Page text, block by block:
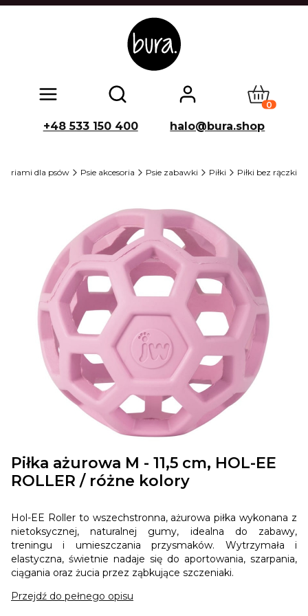
Otwórz wyszukiwarkę Produkty
+48 533 150 400 halo@bura.shop
dla psów Psie akcesoria Psie zabawki Piłki Piłki bez rączki
Piłka ażurowa M - 11,5 cm, HOL-EE
ROLLER / różne kolory
Hol-EE Roller to wszechstronna, ażurowa piłka wykonana z
nietoksycznej, naturalnej gumy, idealna do zabawy,
treningu i umieszczania przysmaków. Wytrzymała i
elastyczna, świetnie nadaje się do aportowania, szarpania,
ciągania oraz żucia przez ząbkujące szczeniaki.
Przejdź do pełnego opisu